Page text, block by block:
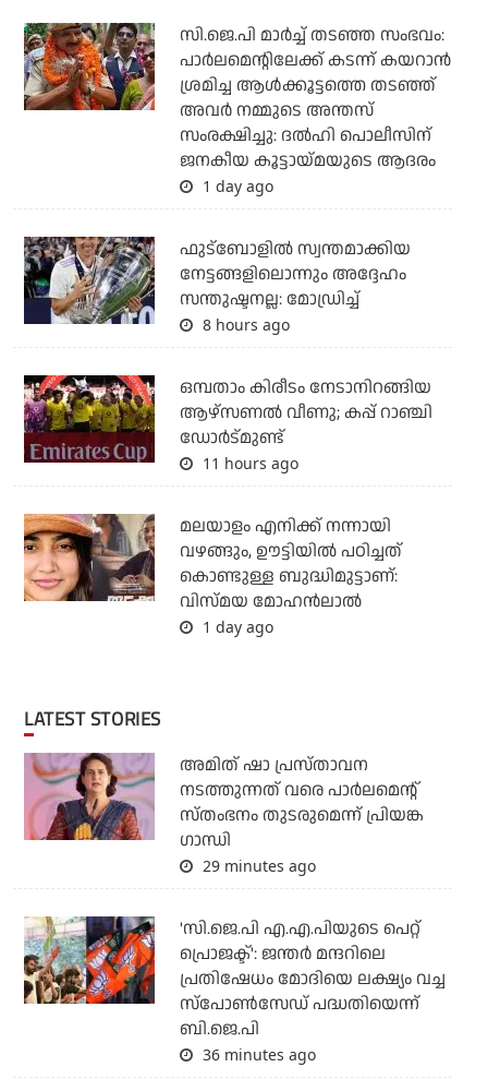
സി.ജെ.പി മാര്‍ച്ച് തടഞ്ഞ സംഭവം:
പാര്‍ലമെന്റിലേക്ക് കടന്ന് കയറാന്‍
ശ്രമിച്ച ആള്‍ക്കൂട്ടത്തെ തടഞ്ഞ്
അവര്‍ നമ്മുടെ അന്തസ്
സംരക്ഷിച്ചു: ദല്‍ഹി പൊലീസിന്
ജനകീയ കൂട്ടായ്മയുടെ ആദരം
1 day ago
ഫുട്ബോളില്‍ സ്വന്തമാക്കിയ
നേട്ടങ്ങളിലൊന്നും അദ്ദേഹം
സന്തുഷ്ടനല്ല: മോഡ്രിച്ച്
8 hours ago
ഒമ്പതാം കിരീടം നേടാനിറങ്ങിയ
ആഴ്സണല്‍ വീണു; കപ്പ് റാഞ്ചി
ഡോര്‍ട്മുണ്ട്
11 hours ago
മലയാളം എനിക്ക് നന്നായി
വഴങ്ങും, ഊട്ടിയില്‍ പഠിച്ചത്
കൊണ്ടുള്ള ബുദ്ധിമുട്ടാണ്:
വിസ്മയ മോഹന്‍ലാല്‍
1 day ago
LATEST STORIES
അമിത് ഷാ പ്രസ്താവന
നടത്തുന്നത് വരെ പാര്‍ലമെന്റ്
സ്തംഭനം തുടരുമെന്ന് പ്രിയങ്ക
ഗാന്ധി
29 minutes ago
'സി.ജെ.പി എ.എ.പിയുടെ പെറ്റ്
പ്രൊജക്ട്': ജന്തര്‍ മന്ദറിലെ
പ്രതിഷേധം മോദിയെ ലക്ഷ്യം വച്ച
സ്‌പോണ്‍സേഡ് പദ്ധതിയെന്ന്
ബി.ജെ.പി
36 minutes ago